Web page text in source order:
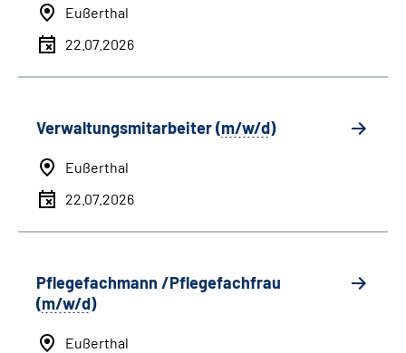
Eußerthal
22.07.2026
Verwaltungsmitarbeiter (m/w/d)
Eußerthal
22.07.2026
Pflegefachmann /Pflegefachfrau
(m/w/d)
Eußerthal